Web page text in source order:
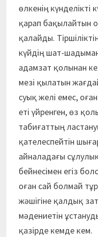
өлкенің күнделікті
қарап бақылайтын
қалайды.
күйдің шат-
адамзат қолынан
мезі қылатын
суық желі емес,
еті үйренген, өз
табиғаттың
қателеспейтін
айналадағы
бейнесімен егіз
оған сай болмай
жәшігіне қалдық
мәдениетін
қазірде кемде кем.